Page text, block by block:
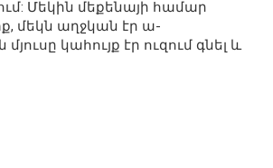
Մեկին մեքենայի համար
մեկն աղջկան էր ա-
մյուսը կահույք էր ուզում գնել և